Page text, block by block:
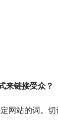
来链接受众？
网站的词。